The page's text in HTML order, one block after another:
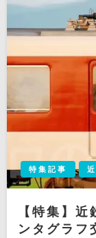
特集記事
【特集】
ンタグラフ